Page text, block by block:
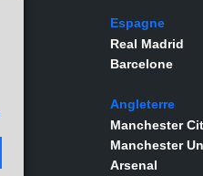
Espagne
Real Madrid
Barcelone
Angleterre
Manchester
Manchester
Arsenal